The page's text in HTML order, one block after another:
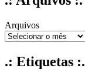
Arquivos
.: Etiquetas :.